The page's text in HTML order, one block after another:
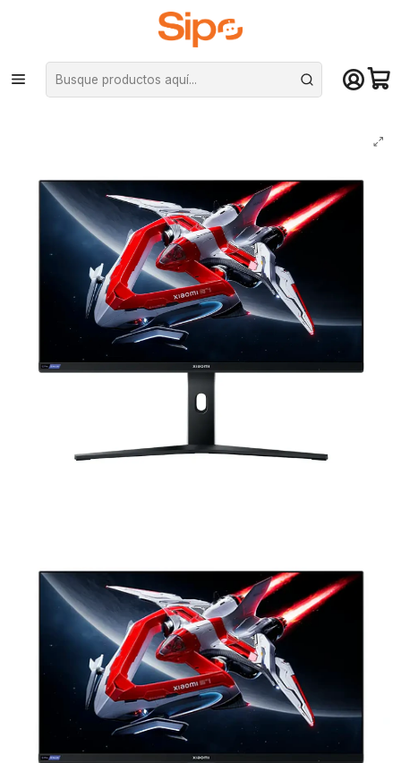
¡Compra hasta mediodía y recibe hoy! De lunes a sábado en el gran
Santiago. Envío gratis desde $29.990
Inicio Monitores Monitores
Monitor Gamer Xiaomi G Pro 27i, 27" Mini LED QHD, 180Hz, 1ms IPS